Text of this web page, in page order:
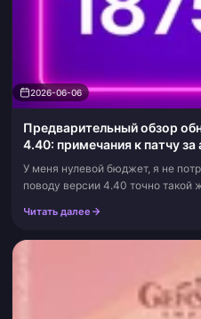
2026-06-06
Предварительный обзор
4.40: примечания к патчу за
У меня нулевой бюджет, я не
поводу версии 4.40 точно такой
пополнением. Большин...
Читать далее